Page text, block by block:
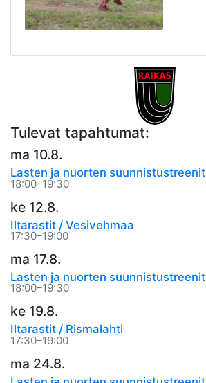
Tulevat tapahtumat:
ma 10.8.
Lasten ja nuorten suunnistustreenit
18:00–19:30
ke 12.8.
Iltarastit / Vesivehmaa
17:30–19:00
ma 17.8.
Lasten ja nuorten suunnistustreenit
18:00–19:30
ke 19.8.
Iltarastit / Rismalahti
17:30–19:00
ma 24.8.